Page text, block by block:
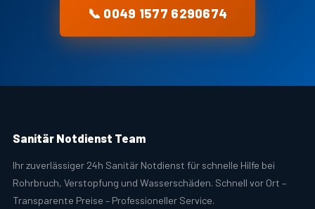
📞 0049 1577 6290674
Sanitär Notdienst Team
Ihr zuverlässiger 24h Sanitär Notdienst für schnelle Hilfe bei
Rohrbruch, Verstopfung und Wasserschäden. Schnell vor Ort –
Transparente Preise – Professioneller Service.